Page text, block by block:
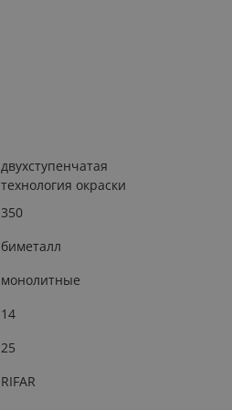
двухступенчатая
технология окраски
350
биметалл
монолитные
14
25
RIFAR